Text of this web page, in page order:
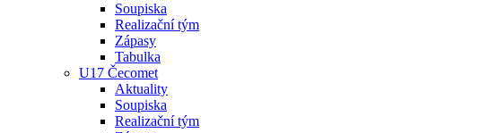
Soupiska
Realizační tým
Zápasy
Tabulka
U17 Čecomet
Aktuality
Soupiska
Realizační tým